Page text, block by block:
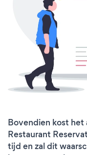
Bovendien kost het
Restaurant
tijd en zal dit